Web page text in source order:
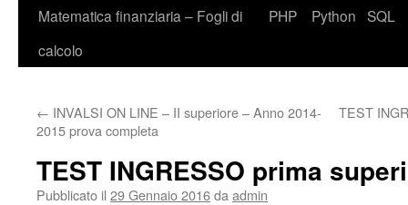
Matematica finanziaria – Fogli di
calcolo
PHP Python SQL
← INVALSI ON LINE – II superiore – Anno 2014-
2015 prova completa
TEST
TEST INGRESSO prima
Pubblicato il 29 Gennaio 2016da admin